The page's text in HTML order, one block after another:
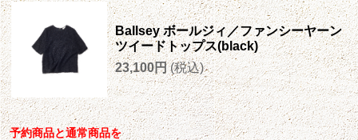
Ballsey ボールジィ／ファンシーヤーン
ツイードトップス(black)
23,100円 (税込)
予約商品と通常商品を